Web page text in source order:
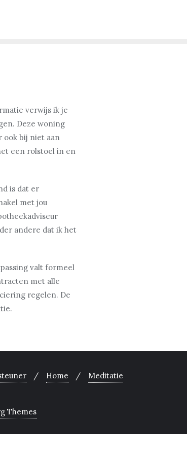
verwijs ik je
Deze woning
ook bij niet aan
een rolstoel in en
is dat er
met jou
andere dat ik het
valt formeel
met alle
regelen. De
Home
Meditatie
Themes